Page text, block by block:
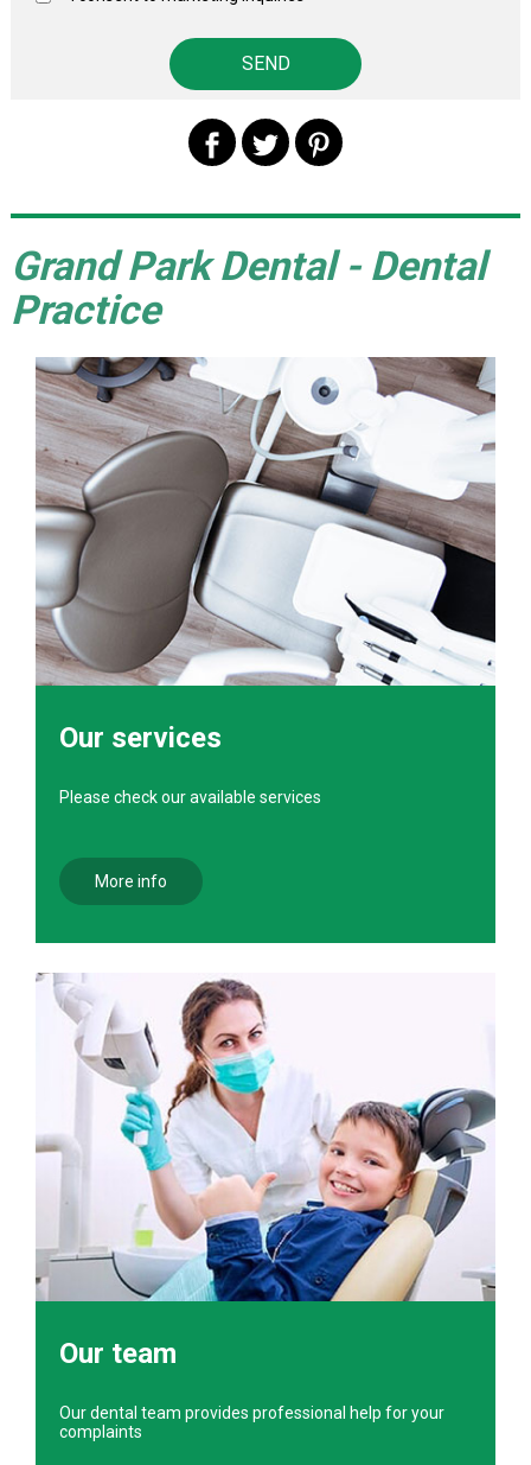
Grand Park Dental - Dental
Practice
Our services
Please check our available services
More info
Our team
Our dental team provides professional help for your
complaints